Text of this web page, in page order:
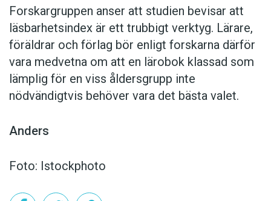
Forskargruppen anser att studien bevisar att
läsbarhetsindex är ett trubbigt verktyg. Lärare,
föräldrar och förlag bör enligt forskarna därför
vara medvetna om att en lärobok klassad som
lämplig för en viss åldersgrupp inte
nödvändigtvis behöver vara det bästa valet.
Anders
Foto: Istockphoto